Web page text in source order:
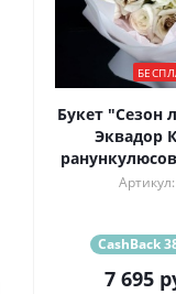
Букет "Сезон
Эквадор
CashBack
7 695